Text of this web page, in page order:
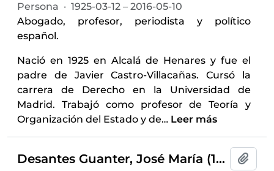
Persona · 1925-03-12 – 2016-05-10
Abogado, profesor, periodista y político
español.
Nació en 1925 en Alcalá de Henares y fue el
padre de Javier Castro-Villacañas. Cursó la
carrera de Derecho en la Universidad de
Madrid. Trabajó como profesor de Teoría y
Organización del Estado y de… Leer más
Desantes Guanter, José María (1924-2004)